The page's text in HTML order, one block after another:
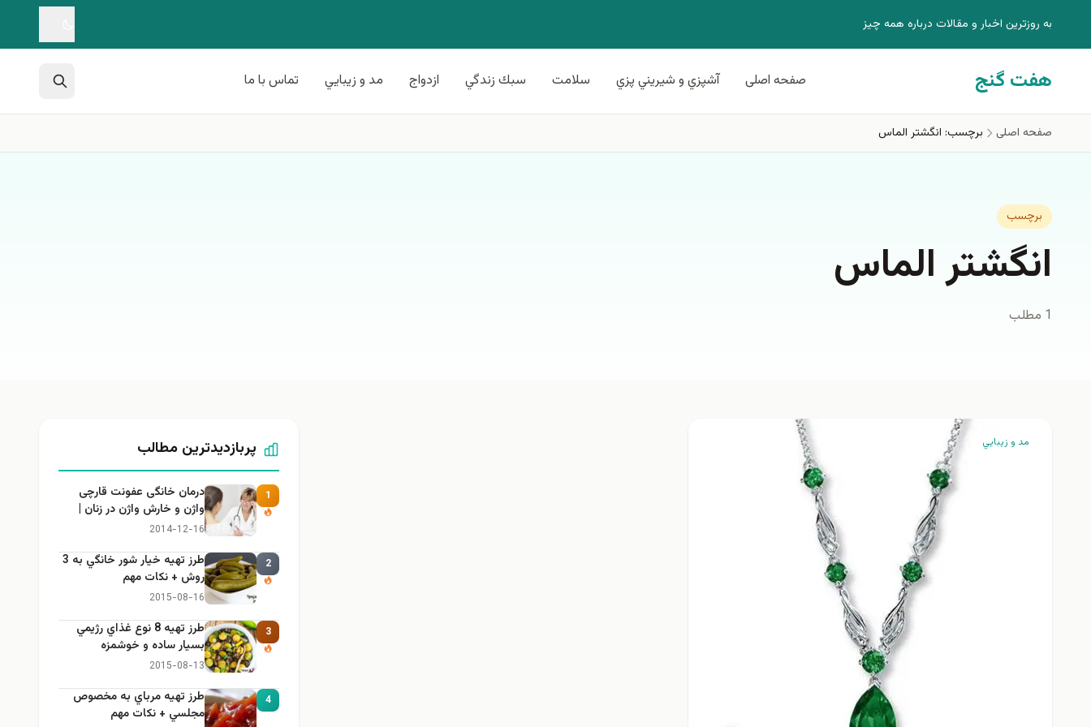
به روزترين اخبار و مقالات درباره همه چيز
هفت گنج صفحه اصلی آشپزي و شيريني پزي سلامت سبك زندگي ازدواج مد و زيبايي تماس با ما
صفحه اصلی برچسب: انگشتر الماس
برچسب
انگشتر الماس
1 مطلب
مد و زيبايي پربازدیدترین مطالب
1
درمان خانگی عفونت قارچی
واژن و خارش واژن در زنان |
راهنمای کامل، ایمن و کاربردی
2014-12-16
2
طرز تهيه خیار شور خانگي به 3
روش + نكات مهم
2015-08-16
3
طرز تهيه 8 نوع غذاي رژيمي
بسيار ساده و خوشمزه
2015-08-13
4
طرز تهيه مرباي به مخصوص
مجلسي + نكات مهم